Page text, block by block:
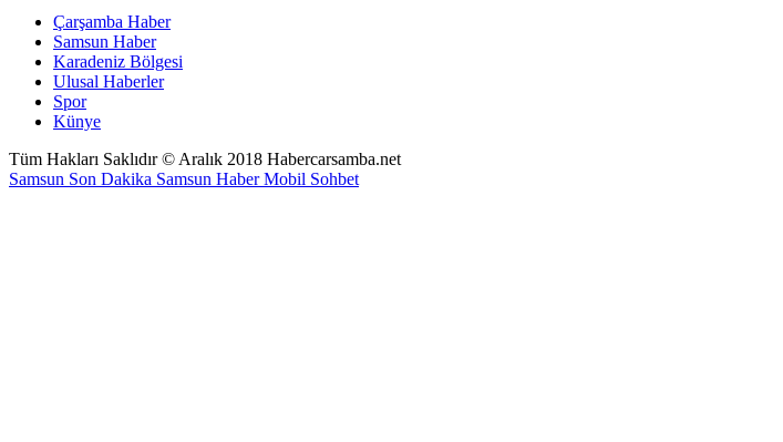
Çarşamba Haber
Samsun Haber
Karadeniz Bölgesi
Ulusal Haberler
Spor
Künye
Tüm Hakları Saklıdır © Aralık 2018 Habercarsamba.net
Samsun Son Dakika Samsun HaberMobil Sohbet